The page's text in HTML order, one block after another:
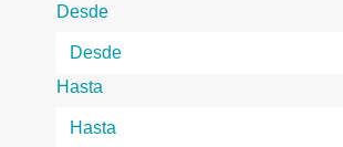
Desde
Hasta